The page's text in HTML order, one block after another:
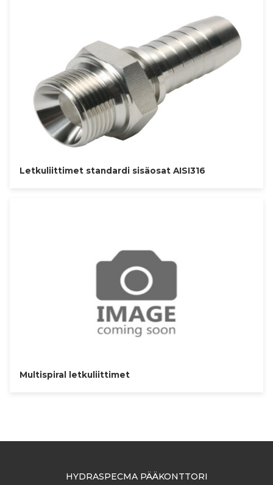
Letkuliittimet standardi sisäosat AISI316
Multispiral letkuliittimet
HYDRASPECMA PÄÄKONTTORI